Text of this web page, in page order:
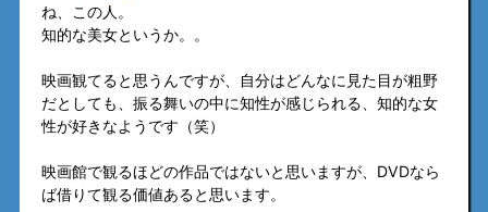
ね、この人。
知的な美女というか。。
映画観てると思うんですが、自分はどんなに見た目が粗野
だとしても、振る舞いの中に知性が感じられる、知的な女
性が好きなようです（笑）
映画館で観るほどの作品ではないと思いますが、DVDなら
ば借りて観る価値あると思います。